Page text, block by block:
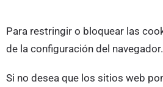
Para restringir o bloquear las
de la configuración del navegador.
Si no desea que los sitios web